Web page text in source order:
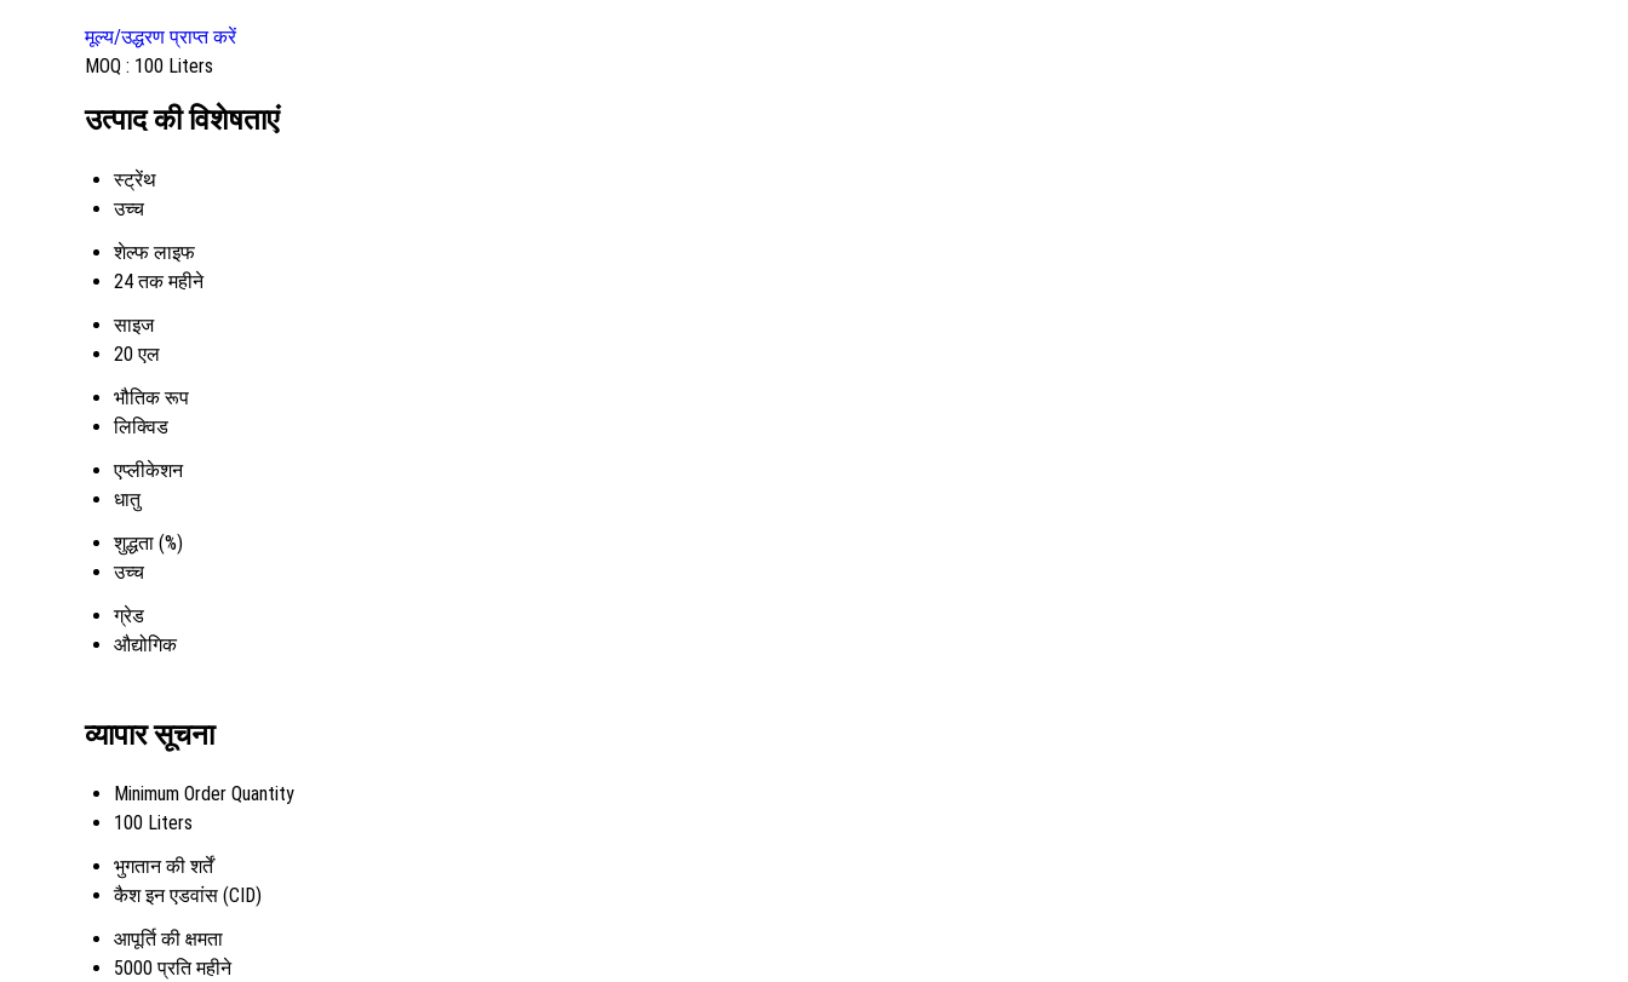
मूल्य/उद्धरण प्राप्त करें
MOQ : 100 Liters
उत्पाद की विशेषताएं
स्ट्रेंथ
उच्च
शेल्फ लाइफ
24 तक महीने
साइज
20 एल
भौतिक रूप
लिक्विड
एप्लीकेशन
धातु
शुद्धता (%)
उच्च
ग्रेड
औद्योगिक
व्यापार सूचना
Minimum Order Quantity
100 Liters
भुगतान की शर्तें
कैश इन एडवांस (CID)
आपूर्ति की क्षमता
5000 प्रति महीने